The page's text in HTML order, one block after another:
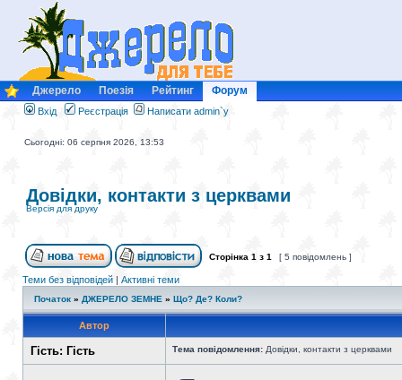
Джерело Поезія Рейтинг Форум
Вхід Реєстрація Написати admin`у
Сьогодні: 06 серпня 2026, 13:53
Довідки, контакти з церквами
Версія для друку
Сторінка 1 з 1 [ 5 повідомлень ]
Теми без відповідей | Активні теми
Початок » ДЖЕРЕЛО ЗЕМНЕ » Що? Де? Коли?
Автор
Гість: Гість Тема повідомлення: Довідки, контакти з церквами